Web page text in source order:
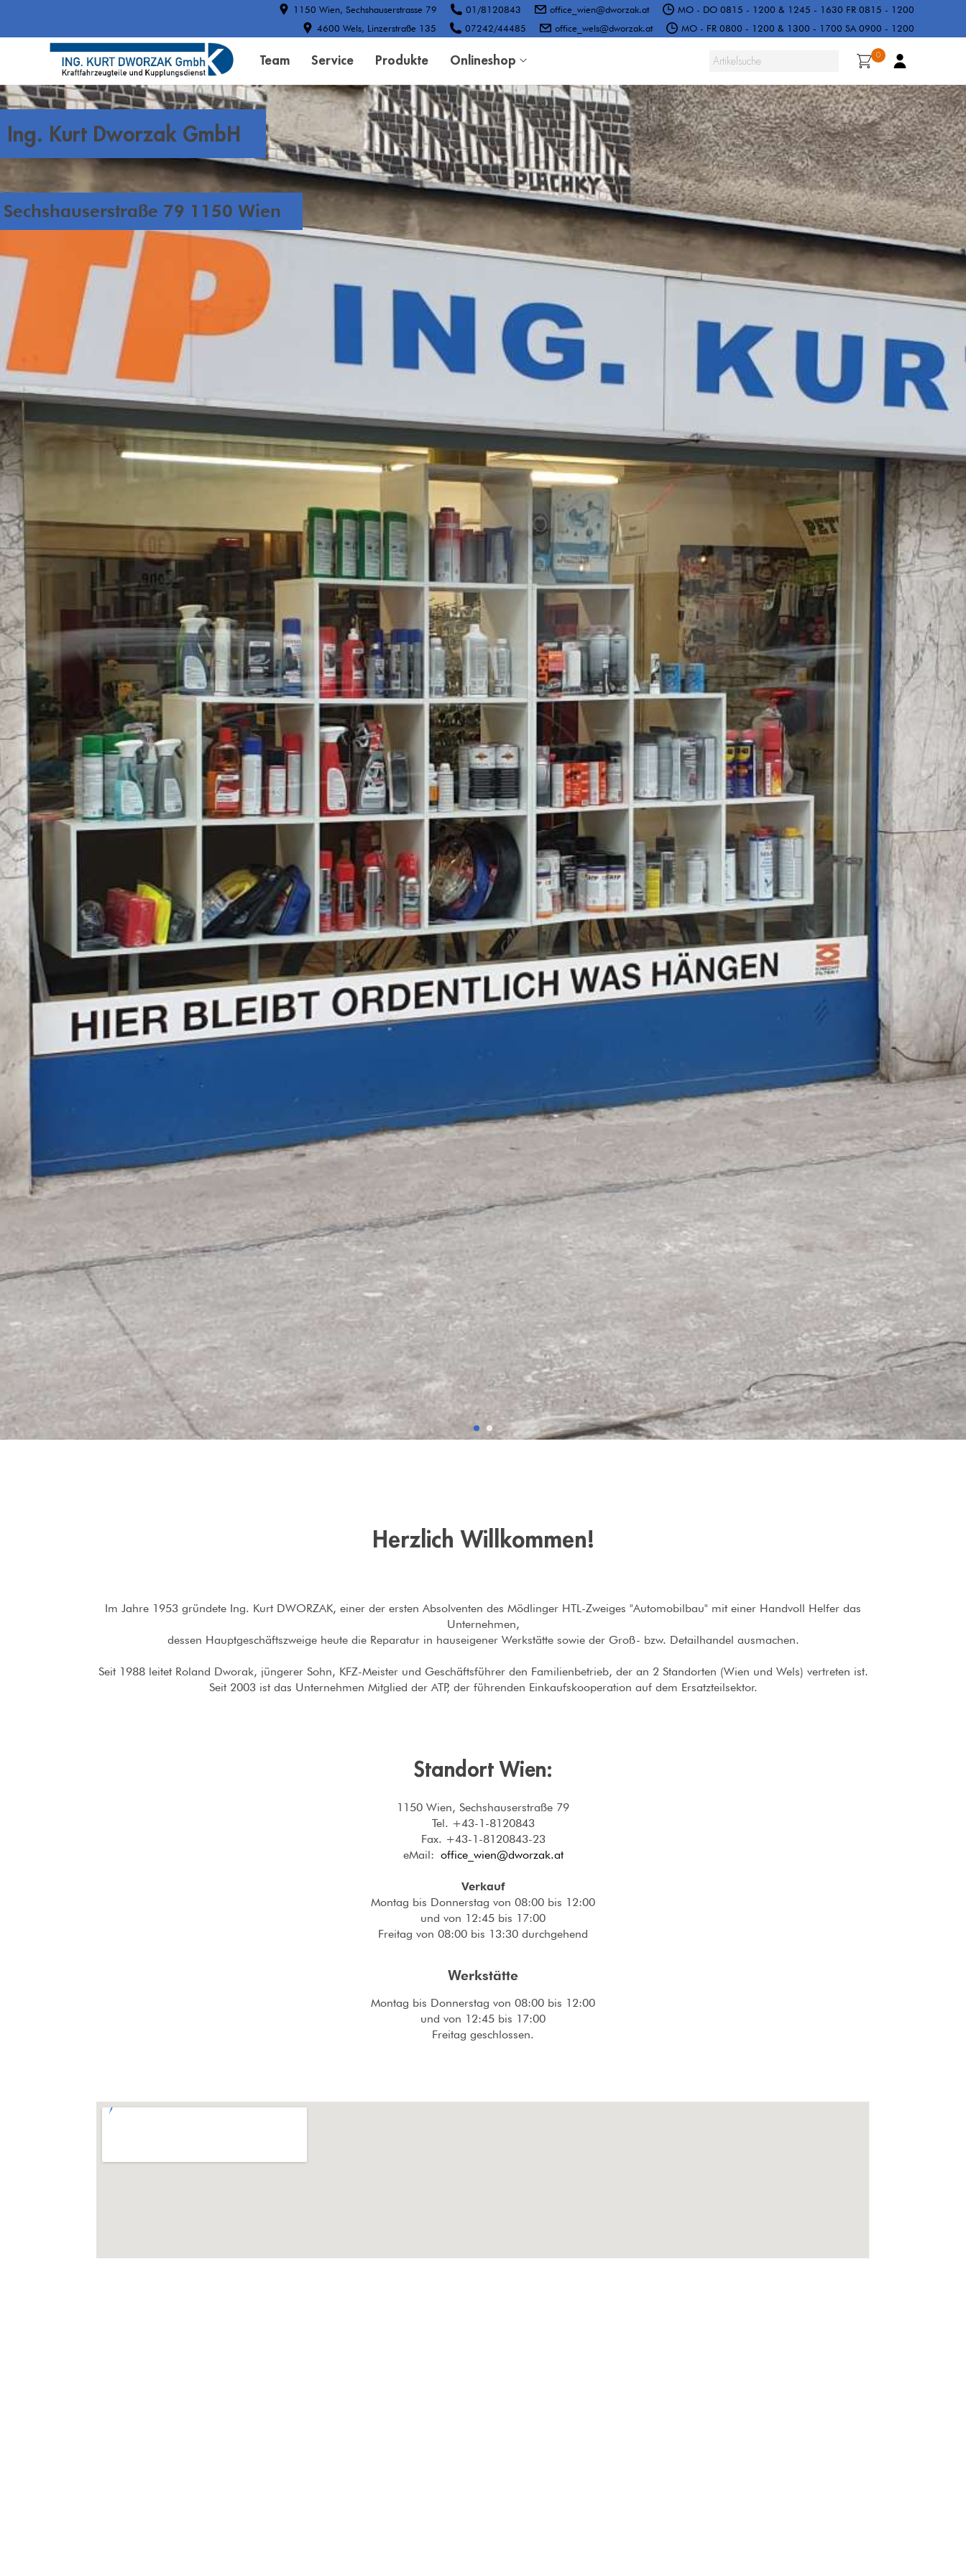
1150 Wien, Sechshauserstrasse 79 01/8120843 office_wien@dworzak.at
MO - DO 0815 - 1200 & 1245 - 1630 FR 0815 - 1200
4600 Wels, Linzerstraße 135
07242/44485 office_wels@dworzak.at MO - FR 0800 - 1200 & 1300 - 1700 SA 0900 - 1200
Team Service Produkte Onlineshop
DVSE-Katalog
Webshop alt
0
Ing. Kurt Dworzak GmbH
Sechshauserstraße 79 1150 Wien
Herzlich Willkommen!
Im Jahre 1953 gründete Ing. Kurt DWORZAK, einer der ersten Absolventen des Mödlinger HTL-Zweiges "Automobilbau" mit einer Handvoll Helfer das
Unternehmen,
dessen Hauptgeschäftszweige heute die Reparatur in hauseigener Werkstätte sowie der Groß- bzw. Detailhandel ausmachen.
Seit 1988 leitet Roland Dworak, jüngerer Sohn, KFZ-Meister und Geschäftsführer den Familienbetrieb, der an 2 Standorten (Wien und Wels) vertreten ist.
Seit 2003 ist das Unternehmen Mitglied der ATP, der führenden Einkaufskooperation auf dem Ersatzteilsektor.
Standort Wien:
1150 Wien, Sechshauserstraße 79
Tel. +43-1-8120843
Fax. +43-1-8120843-23
eMail: office_wien@dworzak.at
Verkauf
Montag bis Donnerstag von 08:00 bis 12:00
und von 12:45 bis 17:00
Freitag von 08:00 bis 13:30 durchgehend
Werkstätte
Montag bis Donnerstag von 08:00 bis 12:00
und von 12:45 bis 17:00
Freitag geschlossen.